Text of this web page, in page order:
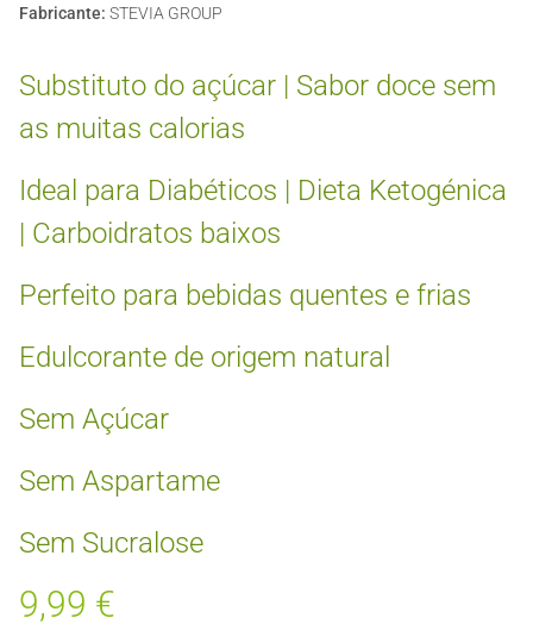
Fabricante: STEVIA GROUP
Substituto do açúcar | Sabor doce sem
as muitas calorias
Ideal para Diabéticos | Dieta Ketogénica
| Carboidratos baixos
Perfeito para bebidas quentes e frias
Edulcorante de origem natural
Sem Açúcar
Sem Aspartame
Sem Sucralose
9,99 €